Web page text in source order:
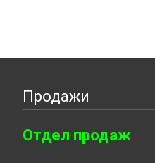
Продажи
Отдел продаж